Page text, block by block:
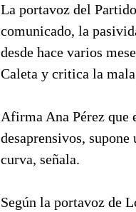
La portavoz del
comunicado, la
desde hace varios
Caleta y critica la
Afirma Ana Pérez que
desaprensivos,
curva, señala.
Según la portavoz de